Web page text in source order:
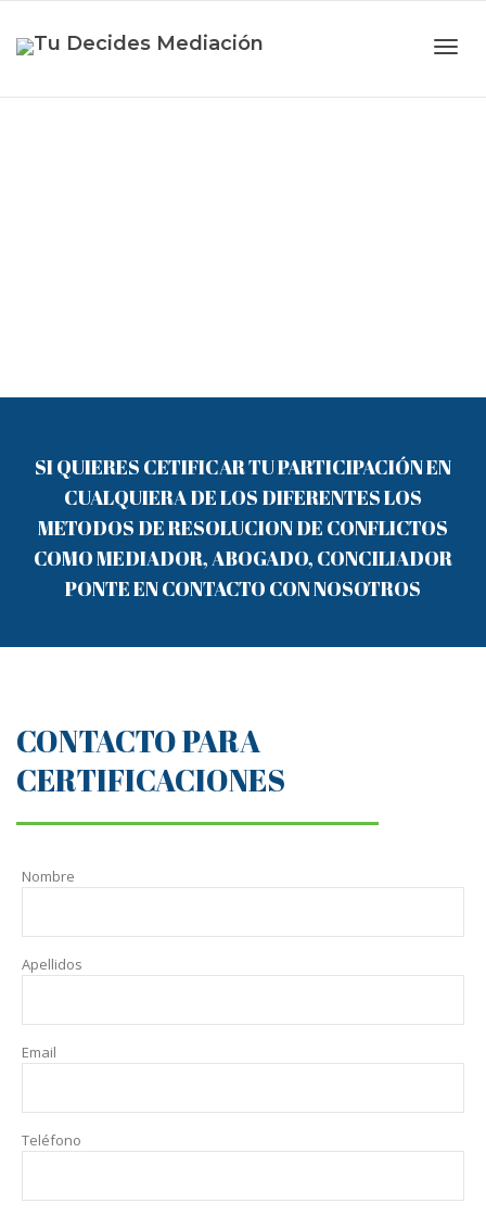
SI QUIERES CETIFICAR TU PARTICIPACIÓN EN
CUALQUIERA DE LOS DIFERENTES LOS
METODOS DE RESOLUCION DE CONFLICTOS
COMO MEDIADOR, ABOGADO, CONCILIADOR
PONTE EN CONTACTO CON NOSOTROS
CONTACTO PARA
CERTIFICACIONES
Nombre
Apellidos
Email
Teléfono